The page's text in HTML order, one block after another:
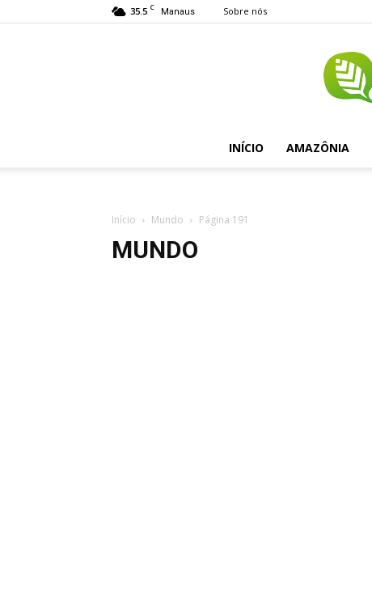
35.5 C Manaus Sobre nós
INÍCIO AMAZÔNIA
Início Mundo Página 191
MUNDO